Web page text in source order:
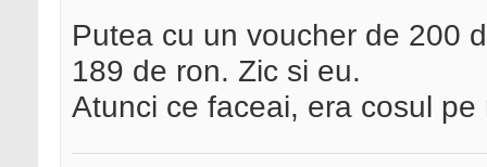
Putea cu un voucher de 200
189 de ron. Zic si eu.
Atunci ce faceai, era cosul